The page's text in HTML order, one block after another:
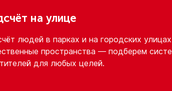
на улице
людей в парках и на городских
пространства — подберем
для любых целей.